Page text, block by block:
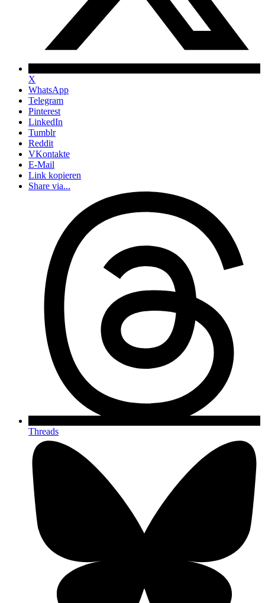
X
WhatsApp
Telegram
Pinterest
LinkedIn
Tumblr
Reddit
VKontakte
E-Mail
Link kopieren
Share via...
Threads